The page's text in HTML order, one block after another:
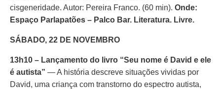
cisgeneridade. Autor: Pereira Franco. (60 min). Onde:
Espaço Parlapatões – Palco Bar. Literatura. Livre.
SÁBADO, 22 DE NOVEMBRO
13h10 – Lançamento do livro “Seu nome é David e ele
é autista” — A história descreve situações vividas por
David, uma criança com transtorno do espectro autista,